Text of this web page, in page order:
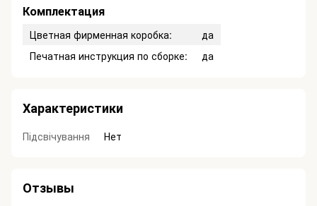
Комплектация
Цветная фирменная коробка:
да
Печатная инструкция по сборке:
да
Характеристики
Підсвічування Нет
Отзывы